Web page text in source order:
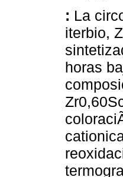
: La
iterbio,
horas